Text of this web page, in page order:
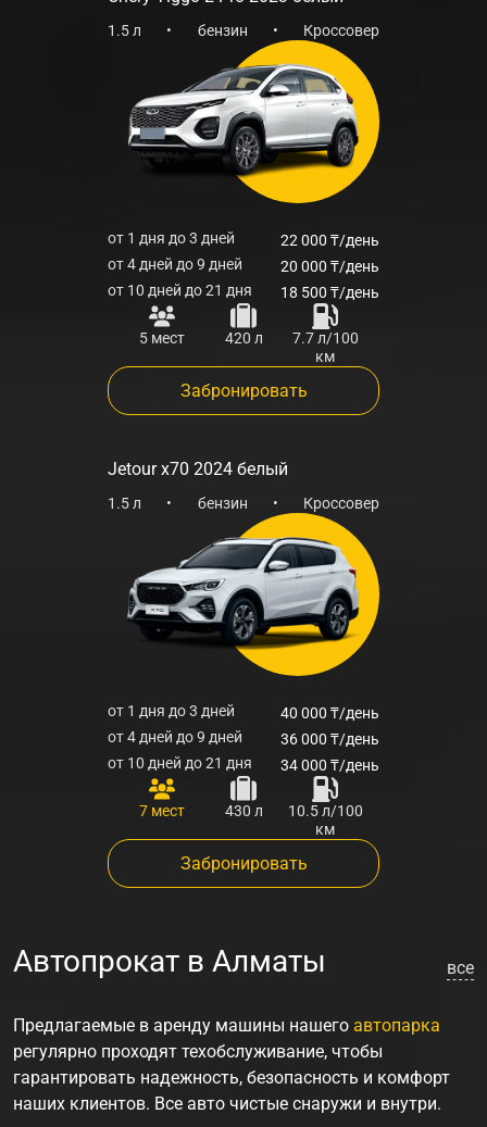
1.5 л • бензин • Кроссовер
от 1 дня до 3 дней
22 000 ₸/день
от 4 дней до 9 дней
20 000 ₸/день
от 10 дней до 21 дня
18 500 ₸/день
5 мест 420 л
7.7 л/100
км
Забронировать
Jetour x70 2024 белый
1.5 л • бензин • Кроссовер
от 1 дня до 3 дней
40 000 ₸/день
от 4 дней до 9 дней
36 000 ₸/день
от 10 дней до 21 дня
34 000 ₸/день
7 мест 430 л
10.5 л/100
км
Забронировать
Автопрокат в Алматы все
Предлагаемые в аренду машины нашего автопарка
регулярно проходят техобслуживание, чтобы
гарантировать надежность, безопасность и комфорт
наших клиентов. Все авто чистые снаружи и внутри.